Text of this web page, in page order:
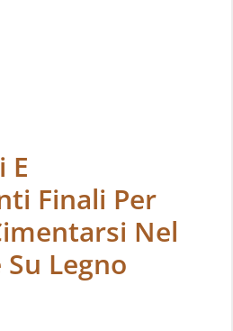
E
Finali Per
Nel
Legno